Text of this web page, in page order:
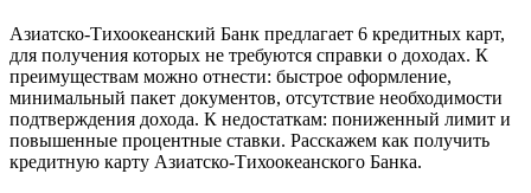
Азиатско-Тихоокеанский Банк предлагает 6 кредитных карт,
для получения которых не требуются справки о доходах. К
преимуществам можно отнести: быстрое оформление,
минимальный пакет документов, отсутствие необходимости
подтверждения дохода. К недостаткам: пониженный лимит и
повышенные процентные ставки. Расскажем как получить
кредитную карту Азиатско-Тихоокеанского Банка.